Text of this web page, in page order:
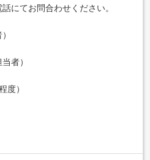
にてお問合わせください。
者）
度）